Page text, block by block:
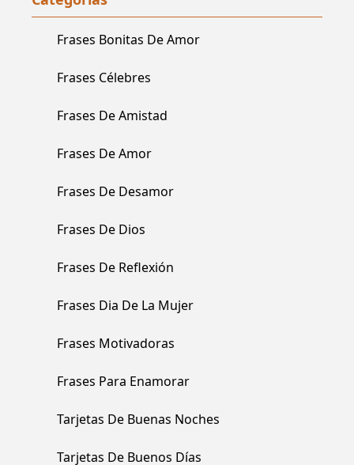
Frases Bonitas De Amor
Frases Célebres
Frases De Amistad
Frases De Amor
Frases De Desamor
Frases De Dios
Frases De Reflexión
Frases Dia De La Mujer
Frases Motivadoras
Frases Para Enamorar
Tarjetas De Buenas Noches
Tarjetas De Buenos Días